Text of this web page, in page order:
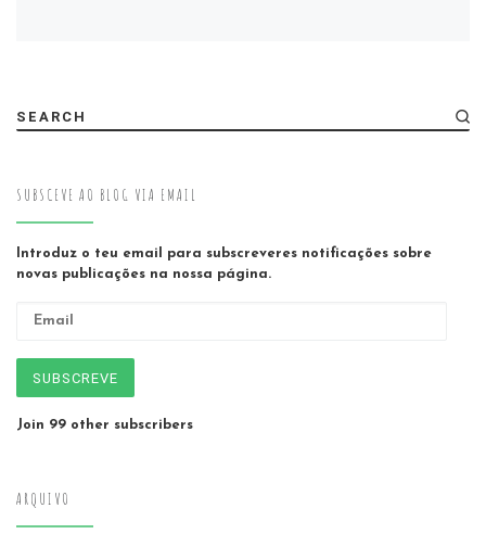
SEARCH
SUBSCEVE AO BLOG VIA EMAIL
Introduz o teu email para subscreveres notificações sobre
novas publicações na nossa página.
SUBSCREVE
Join 99 other subscribers
ARQUIVO